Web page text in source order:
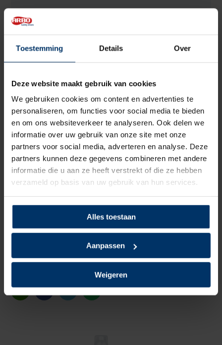
Toestemming Details Over
Deze website maakt gebruik van cookies
We gebruiken cookies om content en advertenties te
personaliseren, om functies voor social media te bieden
en om ons websiteverkeer te analyseren. Ook delen we
informatie over uw gebruik van onze site met onze
partners voor social media, adverteren en analyse. Deze
partners kunnen deze gegevens combineren met andere
informatie die u aan ze heeft verstrekt of die ze hebben
verzameld op basis van uw gebruik van hun services.
Alles toestaan
Aanpassen
Weigeren
Kleur Zwart
Beoordelingen
Schrijf je eigen review
5 van 5
Dat zijn prachtig klompen!<br />De maat paste perfect.
Bovendien had de orthopeed me precies deze schoenen
aangeraden - met een harde zool. En ze zitten echt
comfortabel.
Gepost door: Tamara op 13 Februari 2026
Delen